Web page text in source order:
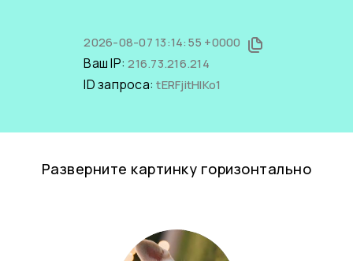
2026-08-07 13:14:55 +0000
Ваш IP:216.73.216.214
ID запроса:tERFjitHlKo1
Разверните картинку горизонтально